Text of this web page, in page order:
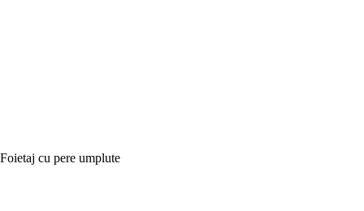
Foietaj cu pere umplute